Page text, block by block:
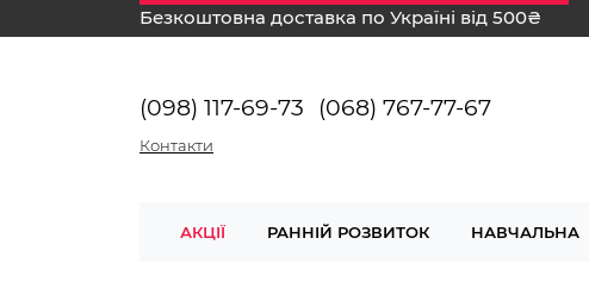
Безкоштовна доставка по Україні від 500₴
(098) 117-69-73 (068) 767-77-67
Контакти
АКЦІЇ РАННІЙ РОЗВИТОК НАВЧАЛЬНА